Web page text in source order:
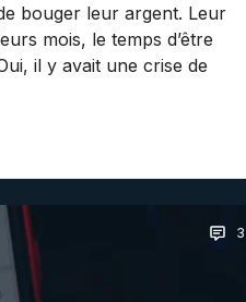
bouger leur argent. Leur
mois, le temps d’être
il y avait une crise de
3